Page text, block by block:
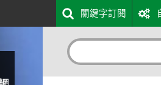
野外鑑定指南
關鍵字訂閱